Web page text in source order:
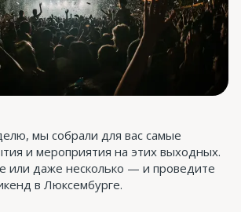
мы собрали для вас самые
и мероприятия на этих выходных.
или даже несколько — и проведите
в Люксембурге.